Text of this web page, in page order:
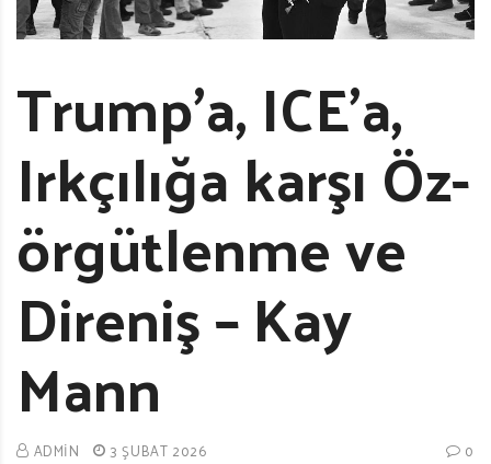
Trump’a, ICE’a,
Irkçılığa karşı Öz-
örgütlenme ve
Direniş – Kay
Mann
ADMIN 3 ŞUBAT 2026 0